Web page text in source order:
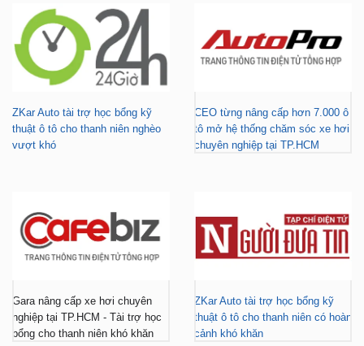
ZKar Auto tài trợ học bổng kỹ
thuật ô tô cho thanh niên nghèo
vượt khó
CEO từng nâng cấp hơn 7.000 ô
tô mở hệ thống chăm sóc xe hơi
chuyên nghiệp tại TP.HCM
Gara nâng cấp xe hơi chuyên
nghiệp tại TP.HCM - Tài trợ học
bổng cho thanh niên khó khăn
ZKar Auto tài trợ học bổng kỹ
thuật ô tô cho thanh niên có hoàn
cảnh khó khăn